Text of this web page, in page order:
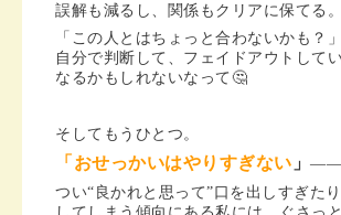
誤解も減るし、関係もクリアに保てる。
「この人とはちょっと合わないかも？
自分で判断して、フェイドアウトして
なるかもしれないなって🤔
そしてもうひとつ。
「おせっかいはやりすぎない 」 ——
つい“良かれと思って”口を出しすぎた